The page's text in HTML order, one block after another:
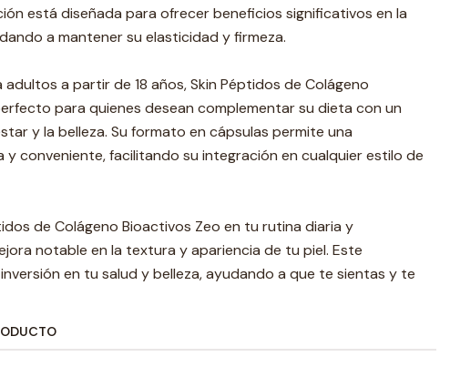
está diseñada para ofrecer beneficios significativos en la
a mantener su elasticidad y firmeza.
a partir de 18 años, Skin Péptidos de Colágeno
para quienes desean complementar su dieta con un
y la belleza. Su formato en cápsulas permite una
y conveniente, facilitando su integración en cualquier estilo de
de Colágeno Bioactivos Zeo en tu rutina diaria y
notable en la textura y apariencia de tu piel. Este
en tu salud y belleza, ayudando a que te sientas y te